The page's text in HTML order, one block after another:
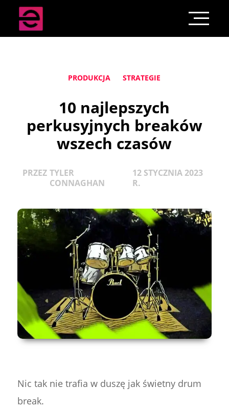
PRODUKCJA STRATEGIE
10 najlepszych
perkusyjnych breaków
wszech czasów
PRZEZ TYLER
CONNAGHAN
12 STYCZNIA 2023
R.
Nic tak nie trafia w duszę jak świetny drum
break.